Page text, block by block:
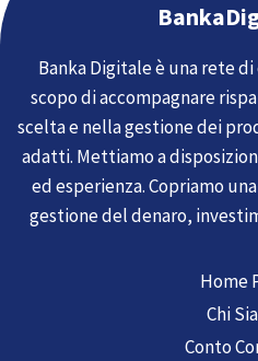
Banka Digitale è una rete
scopo di accompagnare
scelta e nella gestione dei
adatti. Mettiamo a
ed esperienza. Copriamo
gestione del denaro,
Home
Chi
Conto